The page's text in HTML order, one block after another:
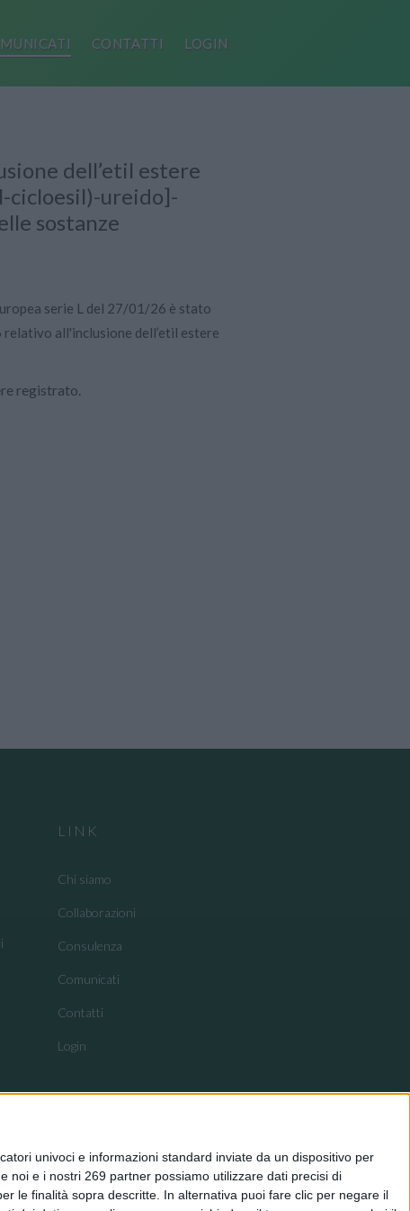
univoci e informazioni standard inviate da un dispositivo per
noi e i nostri 269 partner possiamo utilizzare dati precisi di
le finalità sopra descritte. In alternativa puoi fare clic per negare il
CONTATTI LOGIN
dell’etil estere
cicloesil)-ureido]-
sostanze
serie L del 27/01/26 è stato
all'inclusione dell’etil estere
registrato.
LINK
Chi siamo
Collaborazioni
Consulenza
Comunicati
Contatti
Login